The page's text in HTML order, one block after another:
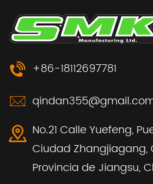
+86-18112697781
No.21 Calle Yuefeng,
Ciudad Zhangjiagang,
Provincia de Jiangsu,